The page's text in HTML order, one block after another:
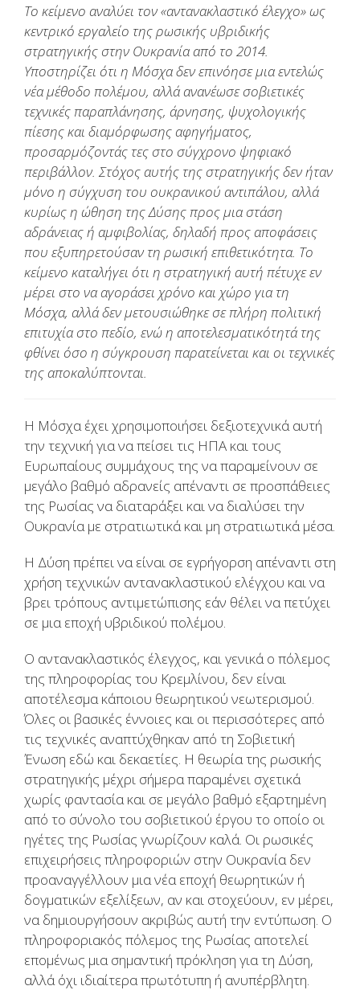
Το κείμενο αναλύει τον «αντανακλαστικό έλεγχο» ως
κεντρικό εργαλείο της ρωσικής υβριδικής
στρατηγικής στην Ουκρανία από το 2014.
Υποστηρίζει ότι η Μόσχα δεν επινόησε μια εντελώς
νέα μέθοδο πολέμου, αλλά ανανέωσε σοβιετικές
τεχνικές παραπλάνησης, άρνησης, ψυχολογικής
πίεσης και διαμόρφωσης αφηγήματος,
προσαρμόζοντάς τες στο σύγχρονο ψηφιακό
περιβάλλον. Στόχος αυτής της στρατηγικής δεν ήταν
μόνο η σύγχυση του ουκρανικού αντιπάλου, αλλά
κυρίως η ώθηση της Δύσης προς μια στάση
αδράνειας ή αμφιβολίας, δηλαδή προς αποφάσεις
που εξυπηρετούσαν τη ρωσική επιθετικότητα. Το
κείμενο καταλήγει ότι η στρατηγική αυτή πέτυχε εν
μέρει στο να αγοράσει χρόνο και χώρο για τη
Μόσχα, αλλά δεν μετουσιώθηκε σε πλήρη πολιτική
επιτυχία στο πεδίο, ενώ η αποτελεσματικότητά της
φθίνει όσο η σύγκρουση παρατείνεται και οι τεχνικές
της αποκαλύπτονται.
Η Μόσχα έχει χρησιμοποιήσει δεξιοτεχνικά αυτή
την τεχνική για να πείσει τις ΗΠΑ και τους
Ευρωπαίους συμμάχους της να παραμείνουν σε
μεγάλο βαθμό αδρανείς απέναντι σε προσπάθειες
της Ρωσίας να διαταράξει και να διαλύσει την
Ουκρανία με στρατιωτικά και μη στρατιωτικά μέσα.
Η Δύση πρέπει να είναι σε εγρήγορση απέναντι στη
χρήση τεχνικών αντανακλαστικού ελέγχου και να
βρει τρόπους αντιμετώπισης εάν θέλει να πετύχει
σε μια εποχή υβριδικού πολέμου.
Ο αντανακλαστικός έλεγχος, και γενικά ο πόλεμος
της πληροφορίας του Κρεμλίνου, δεν είναι
αποτέλεσμα κάποιου θεωρητικού νεωτερισμού.
Όλες οι βασικές έννοιες και οι περισσότερες από
τις τεχνικές αναπτύχθηκαν από τη Σοβιετική
Ένωση εδώ και δεκαετίες. Η θεωρία της ρωσικής
στρατηγικής μέχρι σήμερα παραμένει σχετικά
χωρίς φαντασία και σε μεγάλο βαθμό εξαρτημένη
από το σύνολο του σοβιετικού έργου το οποίο οι
ηγέτες της Ρωσίας γνωρίζουν καλά. Οι ρωσικές
επιχειρήσεις πληροφοριών στην Ουκρανία δεν
προαναγγέλλουν μια νέα εποχή θεωρητικών ή
δογματικών εξελίξεων, αν και στοχεύουν, εν μέρει,
να δημιουργήσουν ακριβώς αυτή την εντύπωση. Ο
πληροφοριακός πόλεμος της Ρωσίας αποτελεί
επομένως μια σημαντική πρόκληση για τη Δύση,
αλλά όχι ιδιαίτερα πρωτότυπη ή ανυπέρβλητη.